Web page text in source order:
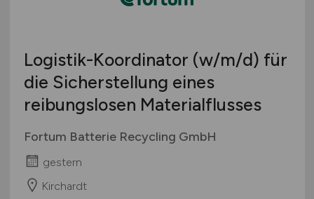
Logistik-Koordinator (w/m/d) für
die Sicherstellung eines
reibungslosen Materialflusses
Fortum Batterie Recycling GmbH
gestern
Kirchardt